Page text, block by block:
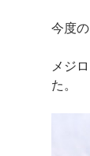
今度
メジ
た。